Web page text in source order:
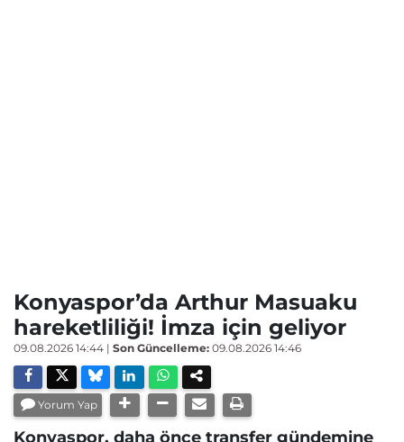
Konyaspor’da Arthur Masuaku
hareketliliği! İmza için geliyor
09.08.2026 14:44 | Son Güncelleme: 09.08.2026 14:46
Yorum Yap
Konyaspor, daha önce transfer gündemine